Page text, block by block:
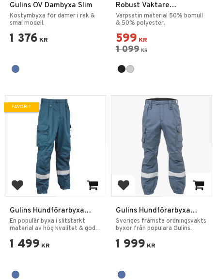
Gulins OV Dambyxa Slim
Kostymbyxa för damer i rak &
smal modell.
1 376 KR
Robust Väktare
Hundförarbyxa
Varpsatin material 50% bomull
& 50% polyester.
599 KR
1 099 KR
Lägg till i favoriter
Gulins Hundförarbyxa
Dam
En populär byxa i slitstarkt
material av hög kvalitet & god
1 499 KR
FAVORIT
Lägg till i favoriter
Gulins Hundförarbyxa
stretch Ordningsvakt
Sveriges främsta ordningsvakts
byxor från populära Gulins.
1 999 KR